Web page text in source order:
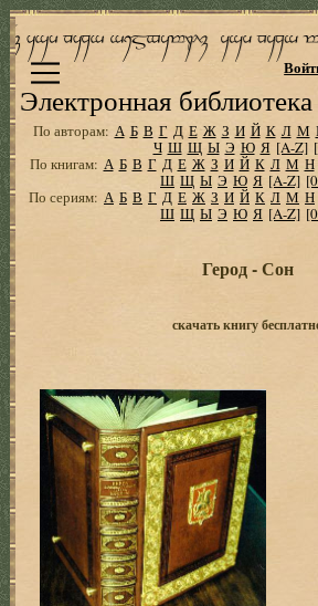
Электронная
По авторам: А Б В Г Д Е Ж З И Й К Л М
Ч Ш Щ Ы Э Ю Я [A-Z]
По книгам: А Б В Г Д Е Ж З И Й К Л М Н
Ш Щ Ы Э Ю Я [A-Z]
По сериям: А Б В Г Д Е Ж З И Й К Л М Н
Ш Щ Ы Э Ю Я [A-Z]
Герод - Сон
скачать книгу